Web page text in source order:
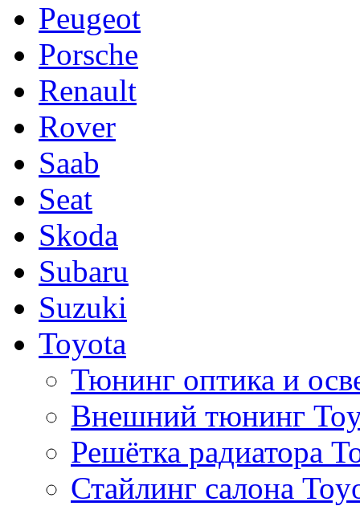
Peugeot
Porsche
Renault
Rover
Saab
Seat
Skoda
Subaru
Suzuki
Toyota
Тюнинг оптика и
Внешний тюнинг
Решётка радиатора
Стайлинг салона